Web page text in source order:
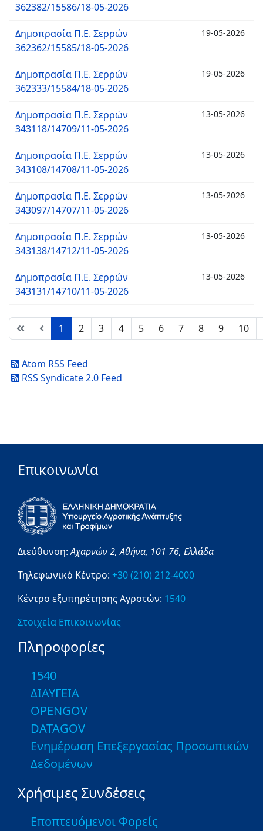
362382/15586/18-05-2026
Δημοπρασία Π.Ε. Σερρών
362362/15585/18-05-2026
19-05-2026
Δημοπρασία Π.Ε. Σερρών
362333/15584/18-05-2026
19-05-2026
Δημοπρασία Π.Ε. Σερρών
343118/14709/11-05-2026
13-05-2026
Δημοπρασία Π.Ε. Σερρών
343108/14708/11-05-2026
13-05-2026
Δημοπρασία Π.Ε. Σερρών
343097/14707/11-05-2026
13-05-2026
Δημοπρασία Π.Ε. Σερρών
343138/14712/11-05-2026
13-05-2026
Δημοπρασία Π.Ε. Σερρών
343131/14710/11-05-2026
13-05-2026
1 2 3 4 5 6 7 8 9 10
Atom RSS Feed
RSS Syndicate 2.0 Feed
Επικοινωνία
Διεύθυνση:Αχαρνών 2,Αθήνα, 101 76, Ελλάδα
Τηλεφωνικό Κέντρο: +30 (210) 212-4000
Κέντρο εξυπηρέτησης Αγροτών: 1540
Στοιχεία Επικοινωνίας
Πληροφορίες
1540
ΔΙΑΥΓΕΙΑ
OPENGOV
DATAGOV
Ενημέρωση Επεξεργασίας Προσωπικών
Δεδομένων
Χρήσιμες Συνδέσεις
Εποπτευόμενοι Φορείς